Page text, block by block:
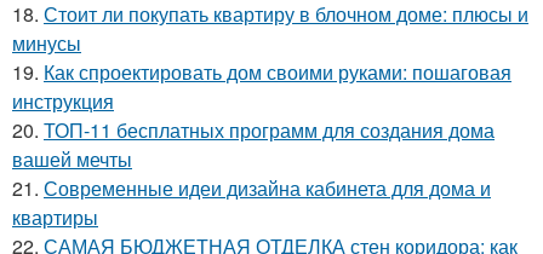
18. Стоит ли покупать квартиру в блочном доме: плюсы и
минусы
19. Как спроектировать дом своими руками: пошаговая
инструкция
20. ТОП-11 бесплатных программ для создания дома
вашей мечты
21. Современные идеи дизайна кабинета для дома и
квартиры
22. САМАЯ БЮДЖЕТНАЯ ОТДЕЛКА стен коридора: как